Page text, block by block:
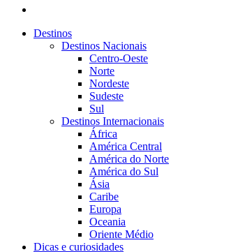
Destinos
Destinos Nacionais
Centro-Oeste
Norte
Nordeste
Sudeste
Sul
Destinos Internacionais
África
América Central
América do Norte
América do Sul
Ásia
Caribe
Europa
Oceania
Oriente Médio
Dicas e curiosidades